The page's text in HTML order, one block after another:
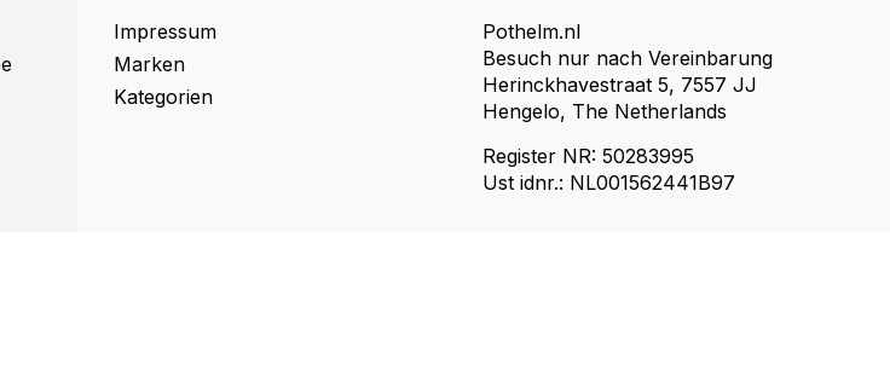
Impressum
Marken
Kategorien
Pothelm.nl
Besuch nur nach Vereinbarung
Herinckhavestraat 5, 7557 JJ
Hengelo, The Netherlands
Register NR: 50283995
Ust idnr.: NL001562441B97